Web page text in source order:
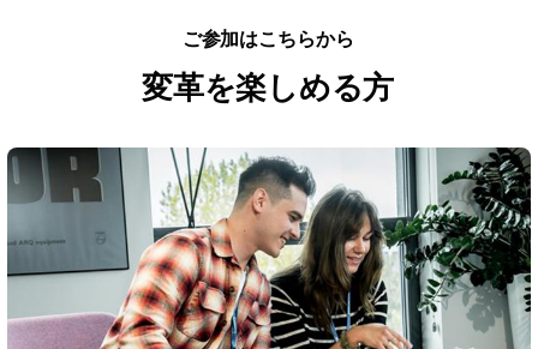
ご参加はこちらから
変革を楽しめる方